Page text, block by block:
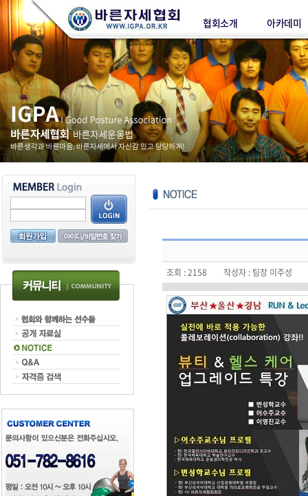
협회소개 아카데미
조회 : 2158 작성자 : 팀장 이주성